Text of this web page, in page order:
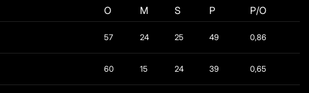
O M S P P/O
57 24 25 49 0,86
60 15 24 39 0,65